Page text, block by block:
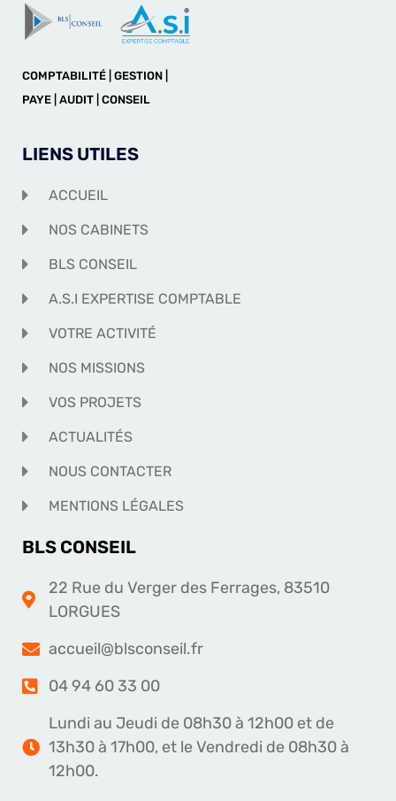
COMPTABILITÉ | GESTION |
PAYE | AUDIT | CONSEIL
LIENS UTILES
ACCUEIL
NOS CABINETS
BLS CONSEIL
A.S.I EXPERTISE COMPTABLE
VOTRE ACTIVITÉ
NOS MISSIONS
VOS PROJETS
ACTUALITÉS
NOUS CONTACTER
MENTIONS LÉGALES
BLS CONSEIL
22 Rue du Verger des Ferrages, 83510
LORGUES
accueil@blsconseil.fr
04 94 60 33 00
Lundi au Jeudi de 08h30 à 12h00 et de
13h30 à 17h00, et le Vendredi de 08h30 à
12h00.